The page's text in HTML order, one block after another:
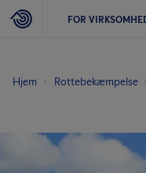
FOR
Hjem Rottebekæmpelse